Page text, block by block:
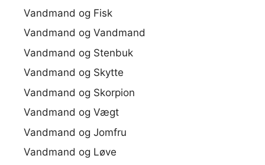
Vandmand og Fisk
Vandmand og Vandmand
Vandmand og Stenbuk
Vandmand og Skytte
Vandmand og Skorpion
Vandmand og Vægt
Vandmand og Jomfru
Vandmand og Løve